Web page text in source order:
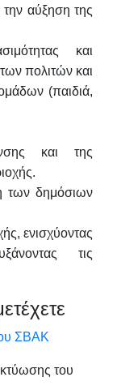
αύξηση της
και
πολιτών και
(παιδιά,
και της
των δημόσιων
ενισχύοντας
τις
ΣΒΑΚ
του